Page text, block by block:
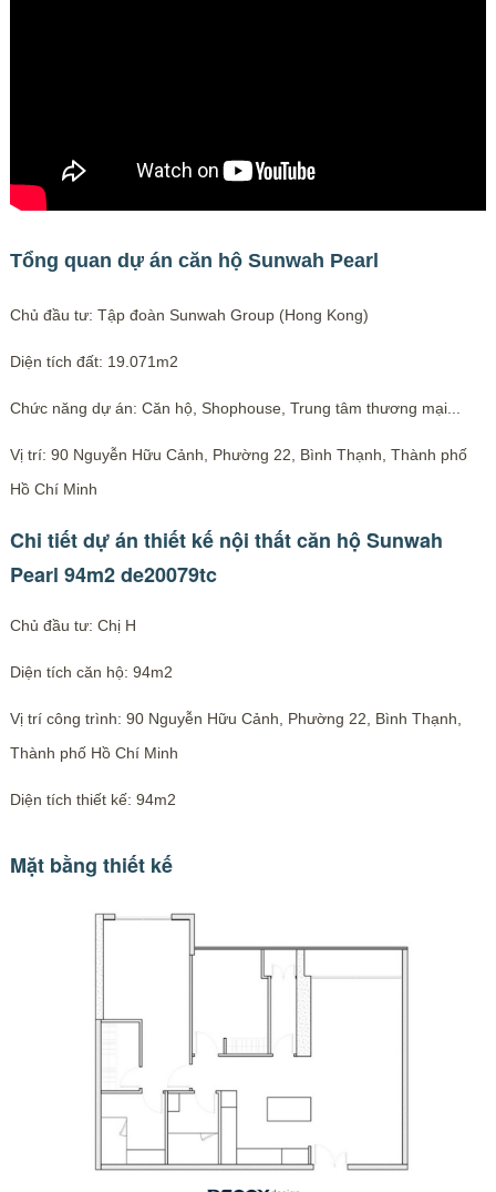
Tổng quan dự án căn hộ Sunwah Pearl
Chủ đầu tư: Tập đoàn Sunwah Group (Hong Kong)
Diện tích đất: 19.071m2
Chức năng dự án: Căn hộ, Shophouse, Trung tâm thương mại...
Vị trí: 90 Nguyễn Hữu Cảnh, Phường 22, Bình Thạnh, Thành phố
Hồ Chí Minh
Chi tiết dự án thiết kế nội thất căn hộ Sunwah
Pearl 94m2 de20079tc
Chủ đầu tư: Chị H
Diện tích căn hộ: 94m2
Vị trí công trình: 90 Nguyễn Hữu Cảnh, Phường 22, Bình Thạnh,
Thành phố Hồ Chí Minh
Diện tích thiết kế: 94m2
Mặt bằng thiết kế